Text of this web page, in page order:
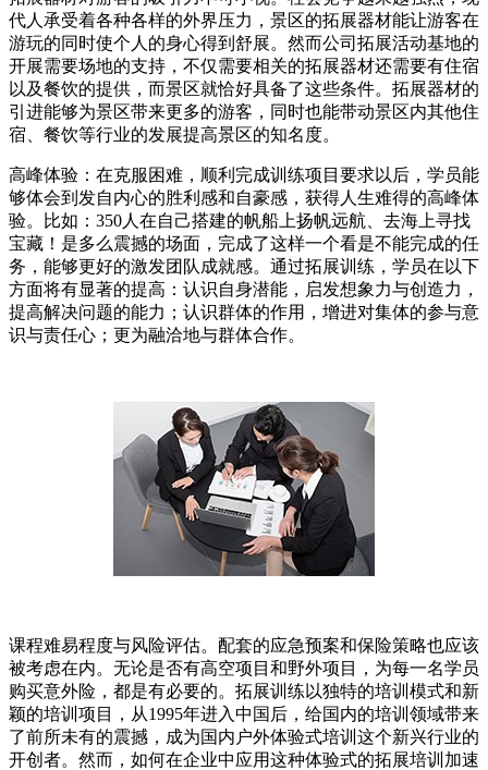
代人承受着各种各样的外界压力，景区的拓展器材能让游客在
游玩的同时使个人的身心得到舒展。然而公司拓展活动基地的
开展需要场地的支持，不仅需要相关的拓展器材还需要有住宿
以及餐饮的提供，而景区就恰好具备了这些条件。拓展器材的
引进能够为景区带来更多的游客，同时也能带动景区内其他住
宿、餐饮等行业的发展提高景区的知名度。
高峰体验：在克服困难，顺利完成训练项目要求以后，学员能
够体会到发自内心的胜利感和自豪感，获得人生难得的高峰体
验。比如：350人在自己搭建的帆船上扬帆远航、去海上寻找
宝藏！是多么震撼的场面，完成了这样一个看是不能完成的任
务，能够更好的激发团队成就感。通过拓展训练，学员在以下
方面将有显著的提高：认识自身潜能，启发想象力与创造力，
提高解决问题的能力；认识群体的作用，增进对集体的参与意
识与责任心；更为融洽地与群体合作。
课程难易程度与风险评估。配套的应急预案和保险策略也应该
被考虑在内。无论是否有高空项目和野外项目，为每一名学员
购买意外险，都是有必要的。拓展训练以独特的培训模式和新
颖的培训项目，从1995年进入中国后，给国内的培训领域带来
了前所未有的震撼，成为国内户外体验式培训这个新兴行业的
开创者。然而，如何在企业中应用这种体验式的拓展培训加速